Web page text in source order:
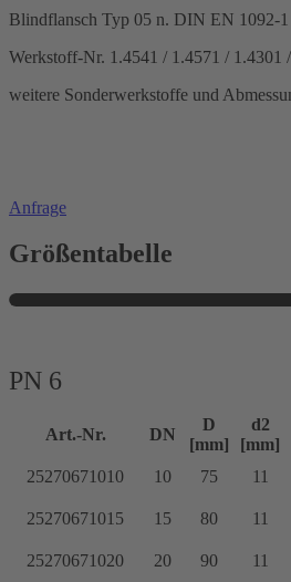
Blindflansch Typ 05 n. DIN EN 1092-1
Werkstoff-Nr. 1.4541 / 1.4571 / 1.4301
weitere Sonderwerkstoffe und
Anfrage
Größentabelle
PN 6
Art.-Nr. DN
D
[mm]
d2
[mm]
25270671010 10 75 11
25270671015 15 80 11
25270671020 20 90 11